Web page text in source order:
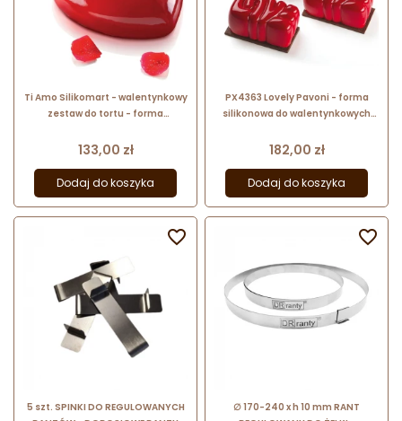
Ti Amo Silikomart - walentynkowy
zestaw do tortu - forma
- poj. 1000 ml
Cena
133,00 zł
Dodaj do koszyka
PX4363 Lovely Pavoni - forma
silikonowa do walentynkowych
mm / poj. 90 ml x 15 porcji
Cena
182,00 zł
Dodaj do koszyka
5 szt. SPINKI DO REGULOWANYCH

∅ 170-240 x h 10 mm RANT
